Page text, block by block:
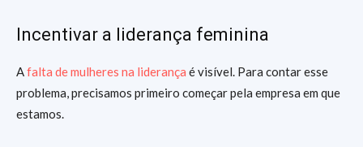
Incentivar a liderança feminina
Afalta de mulheres na liderança é visível. Para contar esse
problema, precisamos primeiro começar pela empresa em que
estamos.